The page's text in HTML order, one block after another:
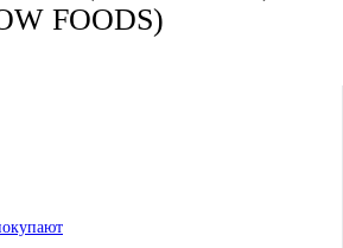
FOODS)